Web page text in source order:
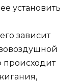
установить
зависит
происходит